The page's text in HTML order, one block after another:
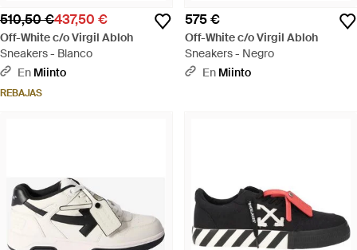
510,50 €437,50 €
Off-White c/o Virgil Abloh
Sneakers - Blanco
En Miinto
REBAJAS
575 €
Off-White c/o Virgil Abloh
Sneakers - Negro
En Miinto